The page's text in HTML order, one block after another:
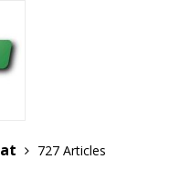
727 Articles